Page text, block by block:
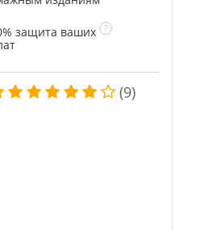
защита ваших
(9)